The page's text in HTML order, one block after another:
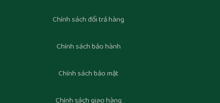
Chính sách đổi trả hàng
Chính sách bảo hành
Chính sách bảo mật